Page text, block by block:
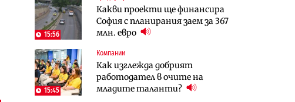
15:56
Какви проекти ще финансира
София с планирания заем за 367
млн. евро
15:45
Компании
Как изглежда добрият
работодател в очите на
младите таланти?
бюджетите си
To:know
цените в лева: Какво
предстои?
Компании
технологичните компании и
системните интегратори